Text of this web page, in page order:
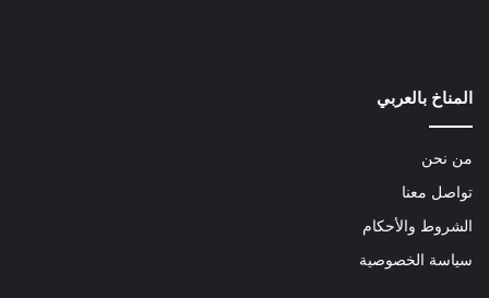
المناخ بالعربي
من نحن
تواصل معنا
الشروط والأحكام
سياسة الخصوصية